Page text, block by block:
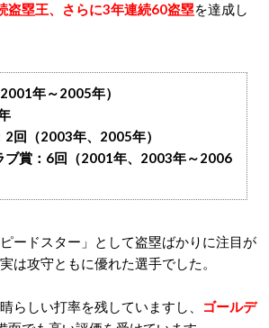
盗塁王、さらに3年連続60盗塁を達成し
年～2005年）
2回（2003年、2005年）
ブ賞：6回（2001年、2003年～2006
ードスター」として盗塁ばかりに注目が
は攻守ともに優れた選手でした。
らしい打率を残していますし、
ゴールデ